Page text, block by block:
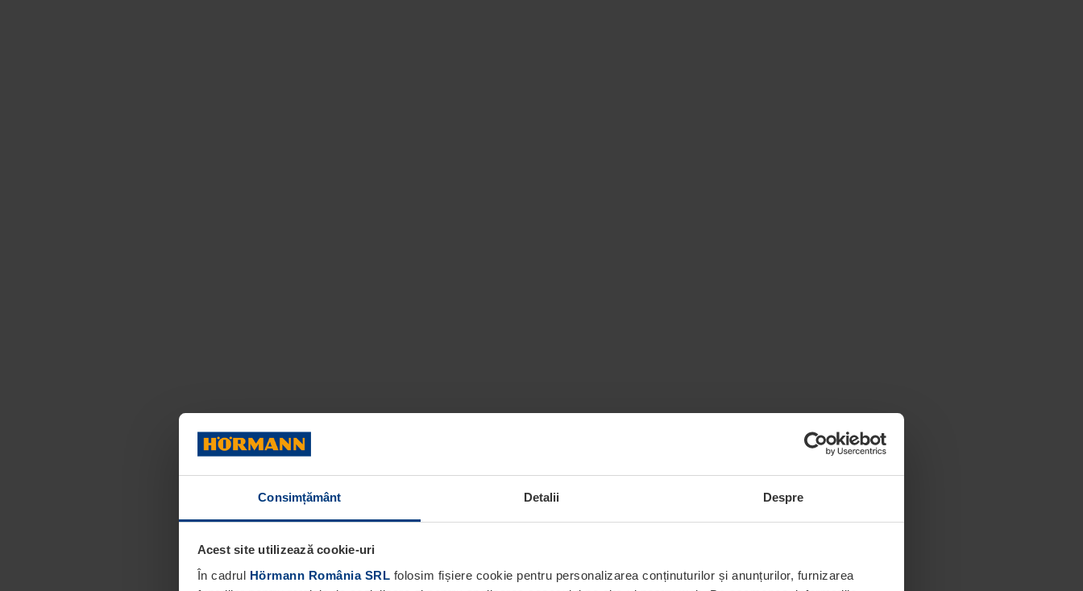
Consimțământ Detalii Despre
Acest site utilizează cookie-uri
În cadrul Hörmann România SRL folosim fișiere cookie pentru personalizarea conținuturilor și anunțurilor, furnizarea